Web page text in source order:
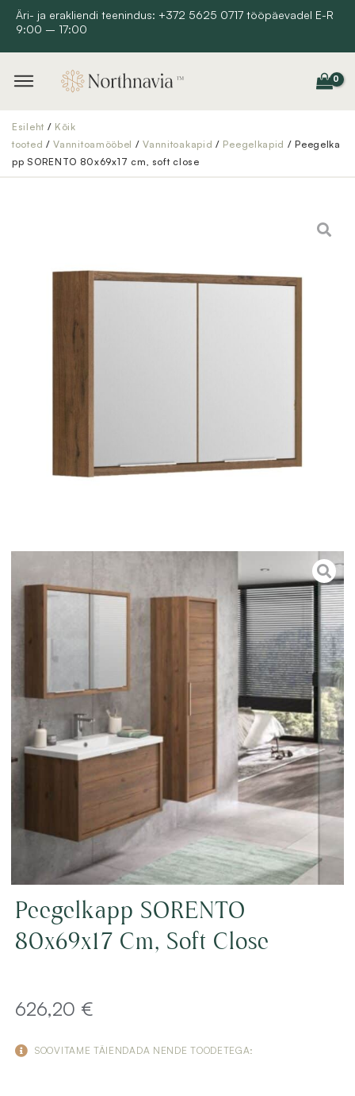
Skip
content
Äri- ja erakliendi teenindus: +372 5625 0717 tööpäevadel E-R
9:00 – 17:00
Esileht / Kõik
tooted /Vannitoamööbel /Vannitoakapid / Peegelkapid / Peegelka
pp SORENTO 80x69x17 cm, soft close
Peegelkapp SORENTO
80x69x17 Cm, Soft Close
626,20 €
SOOVITAME TÄIENDADA NENDE TOODETEGA: